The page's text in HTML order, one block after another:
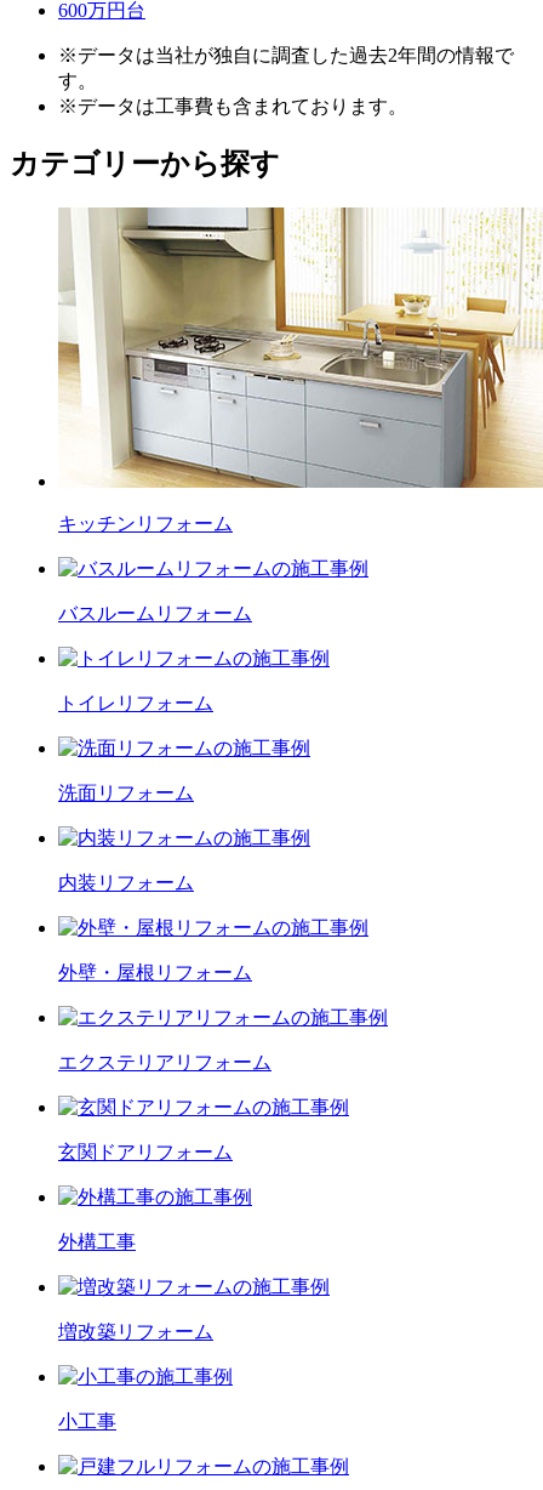
600万円台
※データは当社が独自に調査した過去2年間の情報で
す。
※データは工事費も含まれております。
カテゴリーから探す
キッチン リフォーム
バスルーム リフォーム
トイレ リフォーム
洗面リフォーム
内装 リフォーム
外壁・屋根 リフォーム
エクステリア リフォーム
玄関ドア リフォーム
外構工事
増改築リフォーム
小工事